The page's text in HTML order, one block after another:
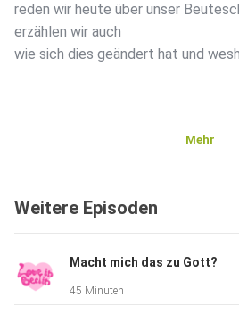
reden wir heute über unser
erzählen wir auch
wie sich dies geändert hat und
Mehr
Weitere Episoden
Macht mich das zu Gott?
45 Minuten